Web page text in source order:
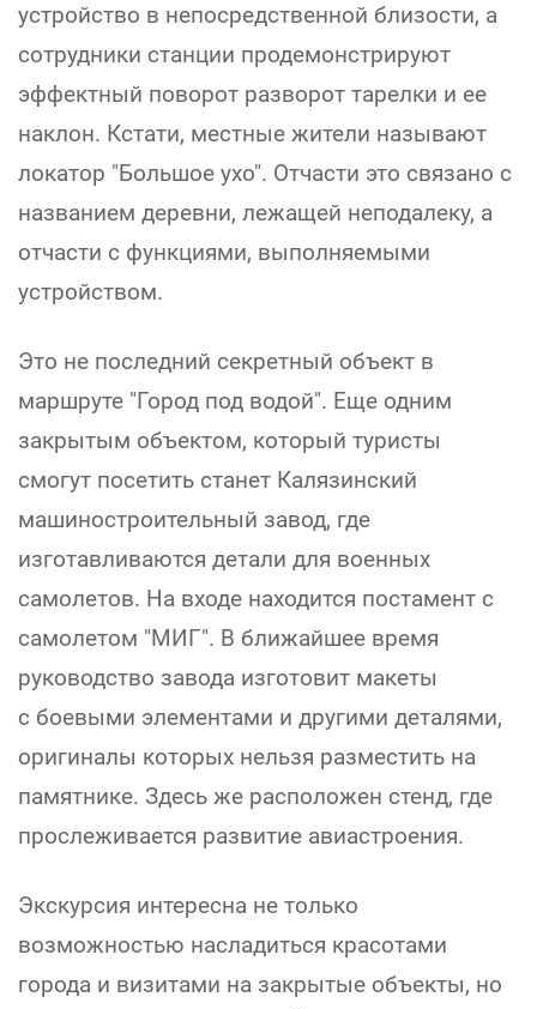
устройство в непосредственной близости, а
сотрудники станции продемонстрируют
эффектный поворот разворот тарелки и ее
наклон. Кстати, местные жители называют
локатор "Большое ухо". Отчасти это связано с
названием деревни, лежащей неподалеку, а
отчасти с функциями, выполняемыми
устройством.
Это не последний секретный объект в
маршруте "Город под водой". Еще одним
закрытым объектом, который туристы
смогут посетить станет Калязинский
машиностроительный завод, где
изготавливаются детали для военных
самолетов. На входе находится постамент с
самолетом "МИГ". В ближайшее время
руководство завода изготовит макеты
с боевыми элементами и другими деталями,
оригиналы которых нельзя разместить на
памятнике. Здесь же расположен стенд, где
прослеживается развитие авиастроения.
Экскурсия интересна не только
возможностью насладиться красотами
города и визитами на закрытые объекты, но